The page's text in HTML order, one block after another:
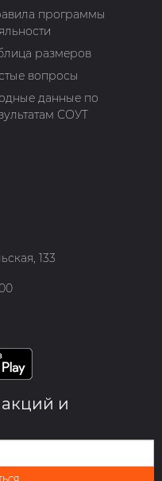
программы
размеров
вопросы
данные по
СОУТ
133
и